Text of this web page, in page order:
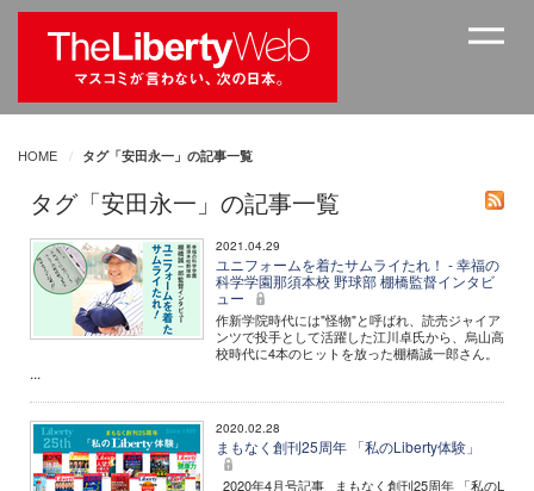
HOME タグ「安田永一」の記事一覧
タグ「安田永一」の記事一覧
2021.04.29
ユニフォームを着たサムライたれ！ - 幸福の
科学学園那須本校 野球部 棚橋監督インタビ
ュー
作新学院時代には"怪物"と呼ばれ、読売ジャイア
ンツで投手として活躍した江川卓氏から、烏山高
校時代に4本のヒットを放った棚橋誠一郎さん。
...
2020.02.28
まもなく創刊25周年 「私のLiberty体験」
2020年4月号記事 まもなく創刊25周年 「私のL